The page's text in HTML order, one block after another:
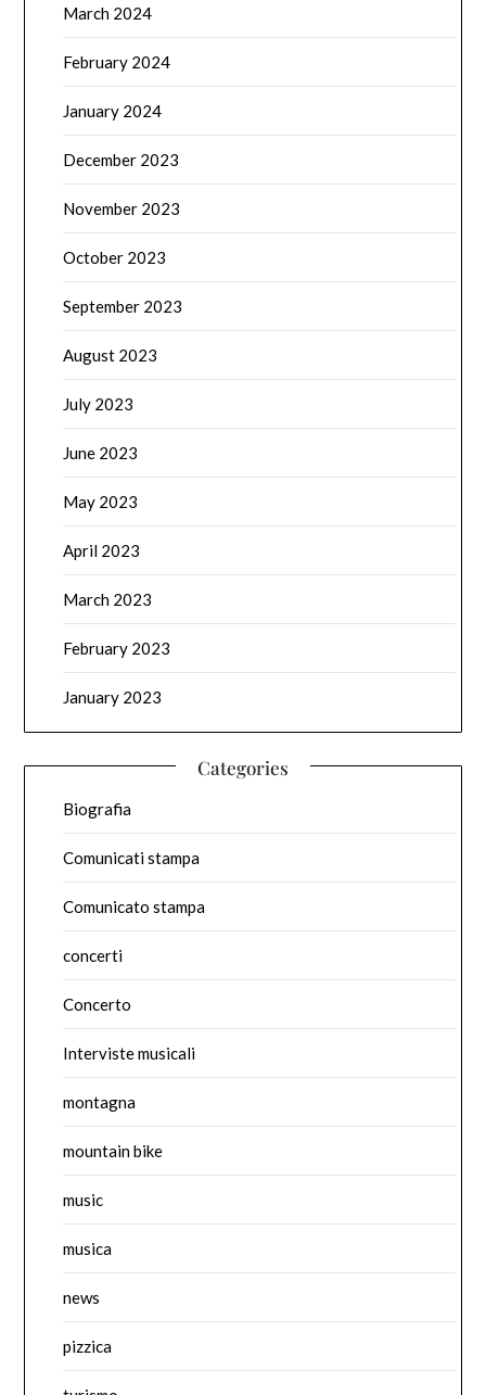
March 2024
February 2024
January 2024
December 2023
November 2023
October 2023
September 2023
August 2023
July 2023
June 2023
May 2023
April 2023
March 2023
February 2023
January 2023
Categories
Biografia
Comunicati stampa
Comunicato stampa
concerti
Concerto
Interviste musicali
montagna
mountain bike
music
musica
news
pizzica